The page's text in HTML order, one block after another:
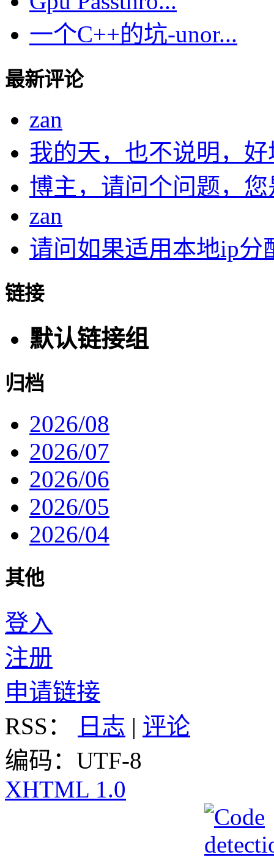
一个C++的坑-unor...
最新评论
zan
我的天，也不说明，好
博主，请问个问题，您
zan
请问如果适用本地ip分
链接
默认链接组
归档
2026/08
2026/07
2026/06
2026/05
2026/04
其他
登入
注册
申请链接
RSS：
日志 | 评论
编码：UTF-8
XHTML 1.0